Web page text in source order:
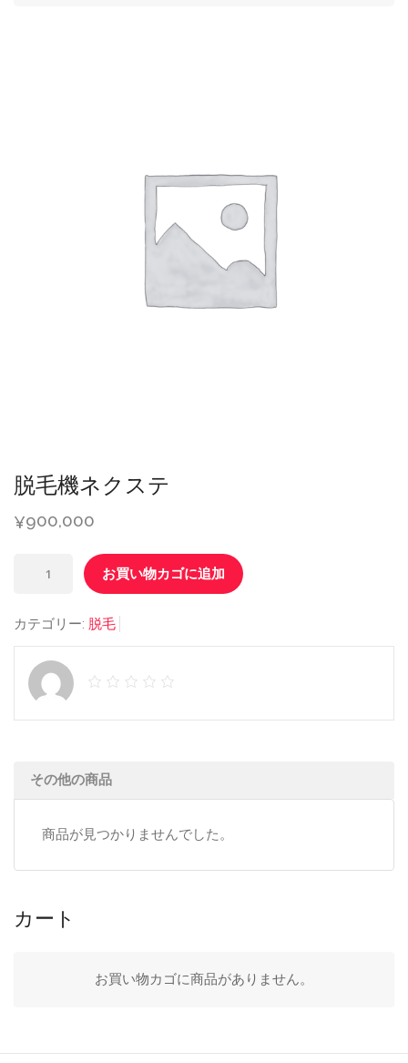
脱毛機ネクステ
¥900,000
お買い物カゴに追加
カテゴリー: 脱毛
その他の商品
商品が見つかりませんでした。
カート
お買い物カゴに商品がありません。